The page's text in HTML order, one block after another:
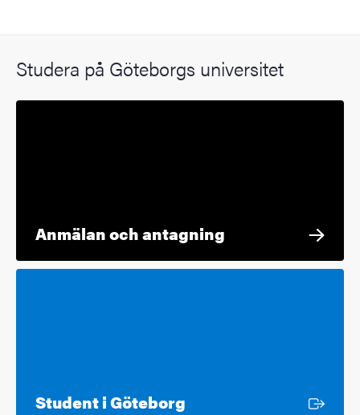
Studera på Göteborgs universitet
Anmälan och antagning
Student i Göteborg